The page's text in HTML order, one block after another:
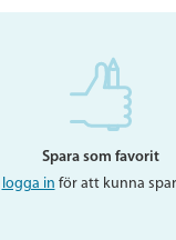
Spara som favorit
logga in för att kunna